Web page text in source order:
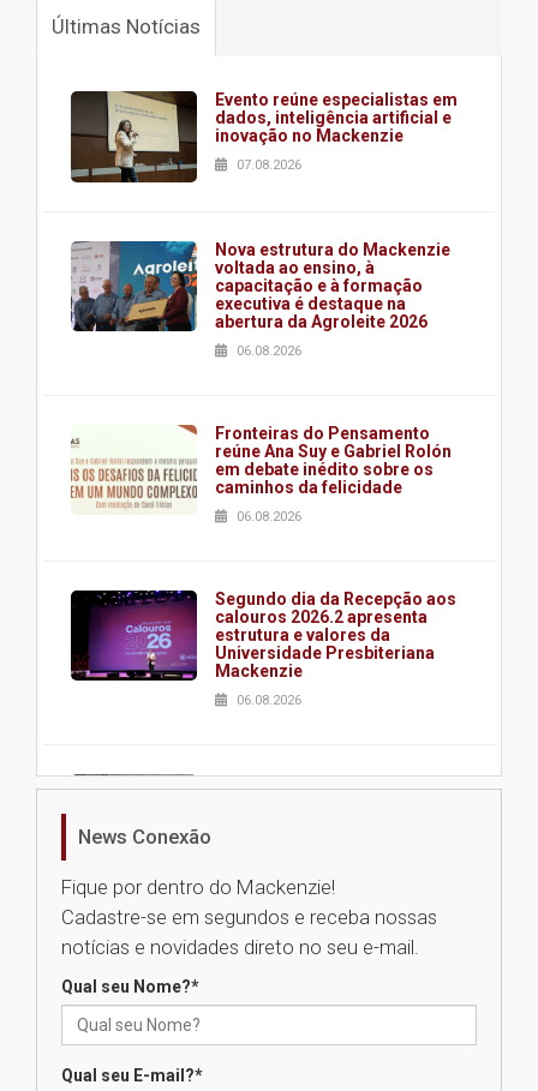
Últimas Notícias
Evento reúne especialistas em
dados, inteligência artificial e
inovação no Mackenzie
07.08.2026
Nova estrutura do Mackenzie
voltada ao ensino, à
capacitação e à formação
executiva é destaque na
abertura da Agroleite 2026
06.08.2026
Fronteiras do Pensamento
reúne Ana Suy e Gabriel Rolón
em debate inédito sobre os
caminhos da felicidade
06.08.2026
Segundo dia da Recepção aos
calouros 2026.2 apresenta
estrutura e valores da
Universidade Presbiteriana
Mackenzie
06.08.2026
Nova apresentação do Centro
Universidade Mackenzie
realizará nova edição da Feira
News Conexão
Fique por dentro do Mackenzie!
Cadastre-se em segundos e receba nossas
notícias e novidades direto no seu e-mail.
Qual seu Nome?*
Qual seu E-mail?*